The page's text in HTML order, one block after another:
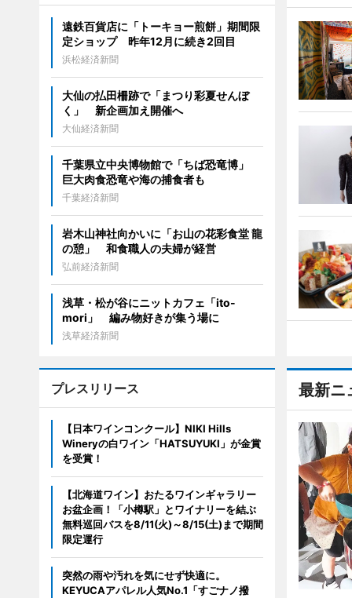
最新ニ
遠鉄百貨店に「トーキョー煎餅」期間限
定ショップ 昨年12月に続き2回目
浜松経済新聞
大仙の払田柵跡で「まつり彩夏せんぼ
く」 新企画加え開催へ
大仙経済新聞
千葉県立中央博物館で「ちば恐竜博」
巨大肉食恐竜や海の捕食者も
千葉経済新聞
岩木山神社向かいに「お山の花彩食堂 龍
の憩」 和食職人の夫婦が経営
弘前経済新聞
浅草・松が谷にニットカフェ「ito-
mori」 編み物好きが集う場に
浅草経済新聞
プレスリリース
【日本ワインコンクール】NIKI Hills
Wineryの白ワイン「HATSUYUKI」が金賞
を受賞！
【北海道ワイン】おたるワインギャラリー
お盆企画！「小樽駅」とワイナリーを結ぶ
無料巡回バスを8/11(火)～8/15(土)まで期間
限定運行
突然の雨や汚れを気にせず快適に。
KEYUCAアパレル人気No.1「すごナノ撥